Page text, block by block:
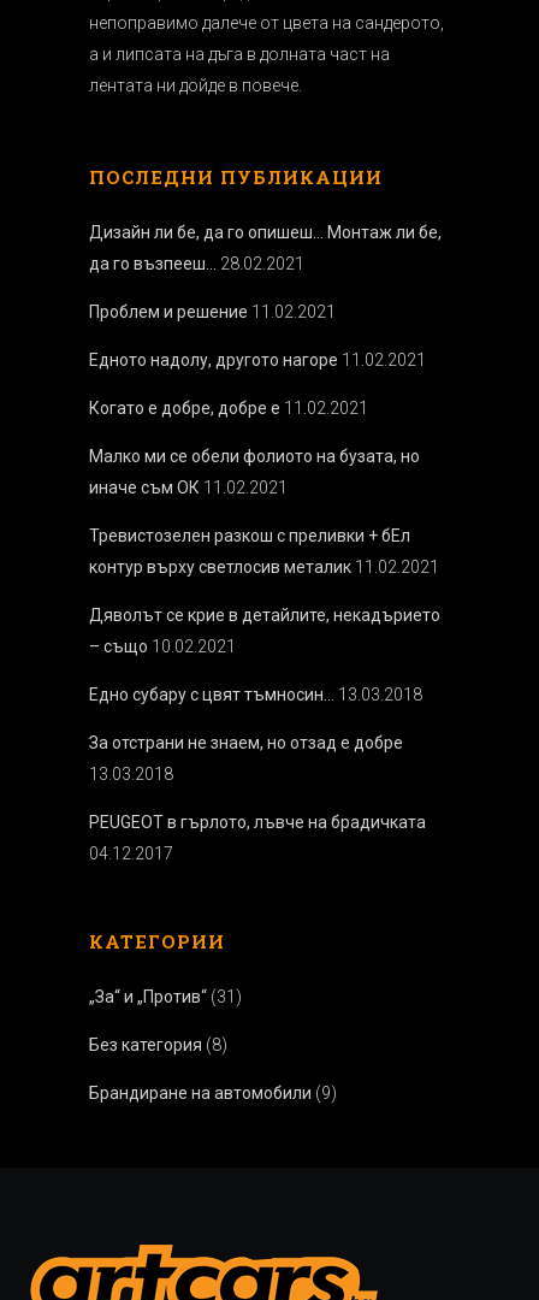
непоправимо далече от цвета на сандерото,
а и липсата на дъга в долната част на
лентата ни дойде в повече.
ПОСЛЕДНИ ПУБЛИКАЦИИ
Дизайн ли бе, да го опишеш… Монтаж ли бе,
да го възпееш…
28.02.2021
Проблем и решение 11.02.2021
Едното надолу, другото нагоре 11.02.2021
Когато е добре, добре е 11.02.2021
Малко ми се обели фолиото на бузата, но
иначе съм ОК 11.02.2021
Тревистозелен разкош с преливки + бEл
контур върху светлосив металик 11.02.2021
Дяволът се крие в детайлите, некадърието
– също 10.02.2021
Едно субару с цвят тъмносин… 13.03.2018
За отстрани не знаем, но отзад е добре
13.03.2018
PEUGEOT в гърлото, лъвче на брадичката
04.12.2017
КАТЕГОРИИ
„За“ и „Против“ (31)
Без категория (8)
Брандиране на автомобили (9)